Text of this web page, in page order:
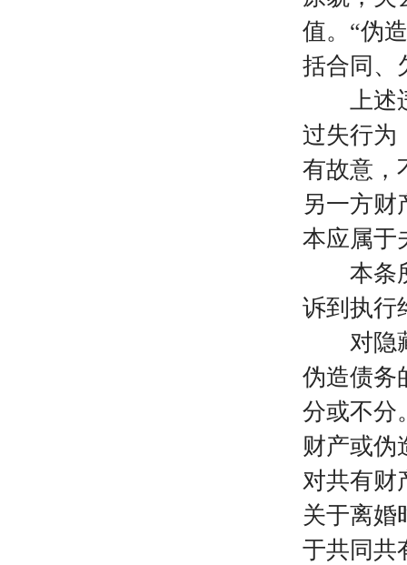
值。“伪
括合同、
上述违
过失行为
有故意，
另一方财
本应属于
本条所
诉到执行
对隐藏
伪造债务
分或不分
财产或伪
对共有财
关于离婚
于共同共